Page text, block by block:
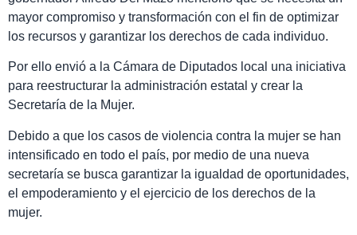
mayor compromiso y transformación con el fin de optimizar
los recursos y garantizar los derechos de cada individuo.
Por ello envió a la Cámara de Diputados local una iniciativa
para reestructurar la administración estatal y crear la
Secretaría de la Mujer.
Debido a que los casos de violencia contra la mujer se han
intensificado en todo el país, por medio de una nueva
secretaría se busca garantizar la igualdad de oportunidades,
el empoderamiento y el ejercicio de los derechos de la
mujer.